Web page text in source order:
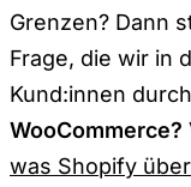
Grenzen? Dann
Frage, die wir in
Kund:innen
WooCommerce?
was Shopify